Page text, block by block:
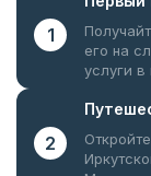
1
его на
услуги
2